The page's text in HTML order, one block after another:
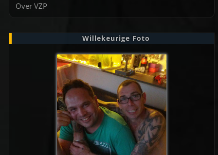
Over VZP
Willekeurige Foto